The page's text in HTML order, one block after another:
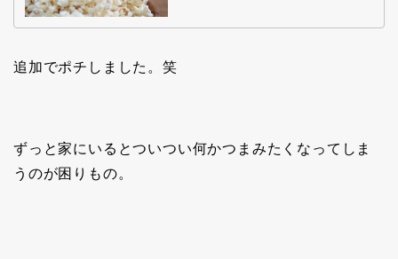
追加でポチしました。笑
ずっと家にいるとついつい何かつまみたくなってしま
うのが困りもの。